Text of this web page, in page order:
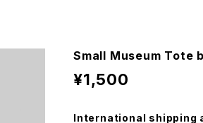
Small Museum Tote
¥1,500
International shipping